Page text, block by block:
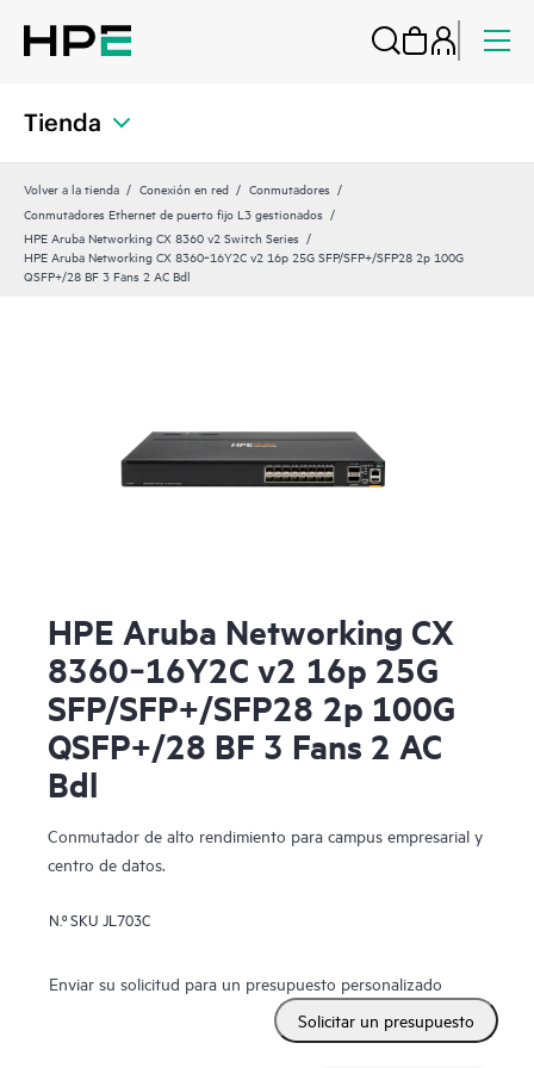
Tienda
Volver a la tienda Conexión en red
Conmutadores
Conmutadores Ethernet de puerto fijo L3 gestionados
HPE Aruba Networking CX 8360 v2 Switch Series
HPE Aruba Networking CX 8360‑16Y2C v2 16p 25G SFP/SFP+/SFP28 2p 100G
QSFP+/28 BF 3 Fans 2 AC Bdl
HPE Aruba Networking CX
8360‑16Y2C v2 16p 25G
SFP/SFP+/SFP28 2p 100G
QSFP+/28 BF 3 Fans 2 AC
Bdl
Conmutador de alto rendimiento para campus empresarial y
centro de datos.
N.º SKU JL703C
Enviar su solicitud para un presupuesto personalizado
Solicitar un presupuesto